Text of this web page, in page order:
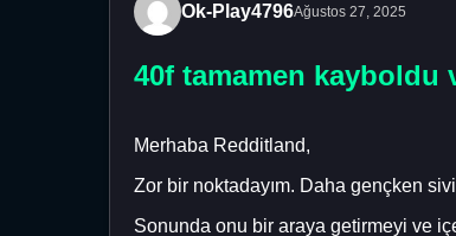
Ok-Play4796Ağustos 27, 2025
40f tamamen kayboldu
Merhaba Redditland,
Zor bir noktadayım. Daha gençken
Sonunda onu bir araya getirmeyi ve